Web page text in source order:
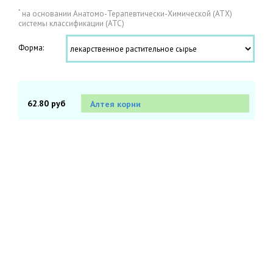
* на основании Анатомо-Терапевтически-Химической (АТХ)
системы классификации (АТС)
Форма:
62.80 руб Алтея корни